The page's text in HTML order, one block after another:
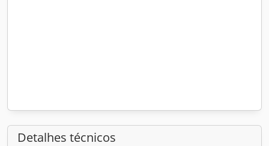
Detalhes técnicos